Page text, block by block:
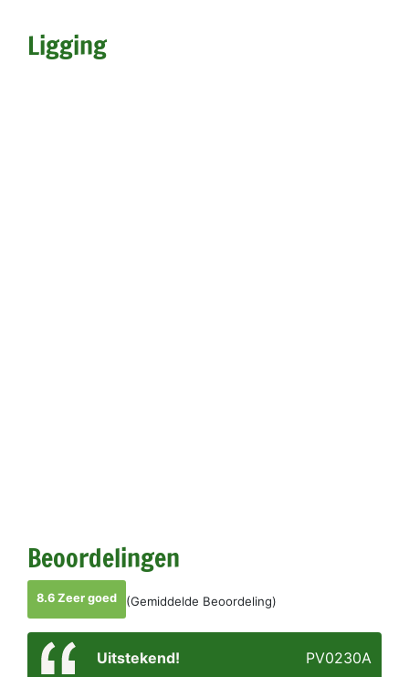
Ligging
Beoordelingen
8.6 Zeer goed (Gemiddelde Beoordeling)
Uitstekend!
PV0230A